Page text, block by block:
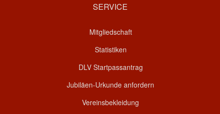
SERVICE
Mitgliedschaft
Statistiken
DLV Startpassantrag
Jubiläen-Urkunde anfordern
Vereinsbekleidung